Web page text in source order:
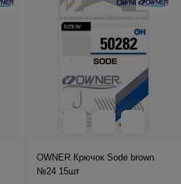
OWNER Крючок Sode brown
№24 15шт